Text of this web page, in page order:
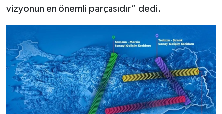
vizyonun en önemli parçasıdır” dedi.